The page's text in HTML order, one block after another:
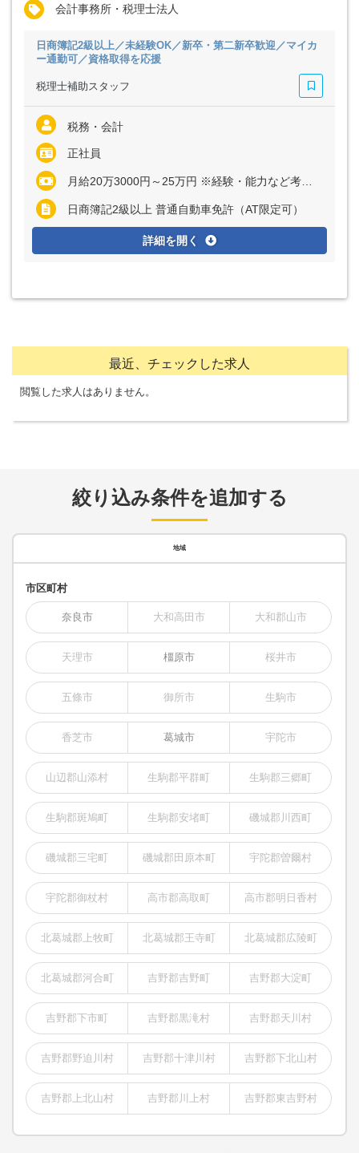
会計事務所・税理士法人
日商簿記2級以上／未経験OK／新卒・第二新卒歓迎／マイカ
ー通勤可／資格取得を応援
税理士補助スタッフ
税務・会計
正社員
月給20万3000円～25万円 ※経験・能力など考慮の上、決定いたします ※残業代は全額支給
日商簿記2級以上 普通自動車免許（AT限定可）
詳細を開く
最近、チェックした求人
閲覧した求人はありません。
絞り込み条件を追加する
地域
市区町村
奈良市 大和高田市 大和郡山市
天理市 橿原市 桜井市
五條市 御所市 生駒市
香芝市 葛城市 宇陀市
山辺郡山添村 生駒郡平群町 生駒郡三郷町
生駒郡斑鳩町 生駒郡安堵町 磯城郡川西町
磯城郡三宅町 磯城郡田原本町 宇陀郡曽爾村
宇陀郡御杖村 高市郡高取町 高市郡明日香村
北葛城郡上牧町 北葛城郡王寺町 北葛城郡広陵町
北葛城郡河合町 吉野郡吉野町 吉野郡大淀町
吉野郡下市町 吉野郡黒滝村 吉野郡天川村
吉野郡野迫川村 吉野郡十津川村 吉野郡下北山村
吉野郡上北山村 吉野郡川上村 吉野郡東吉野村